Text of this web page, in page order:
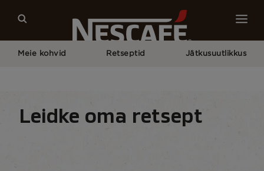
Meie kohvid Retseptid Jätkusuutlikkus
Leidke oma retsept